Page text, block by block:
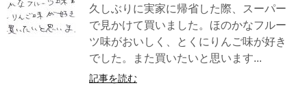
久しぶりに実家に帰省した際、スーパー
で見かけて買いました。ほのかなフルー
ツ味がおいしく、とくにりんご味が好き
でした。また買いたいと思います...
記事を読む